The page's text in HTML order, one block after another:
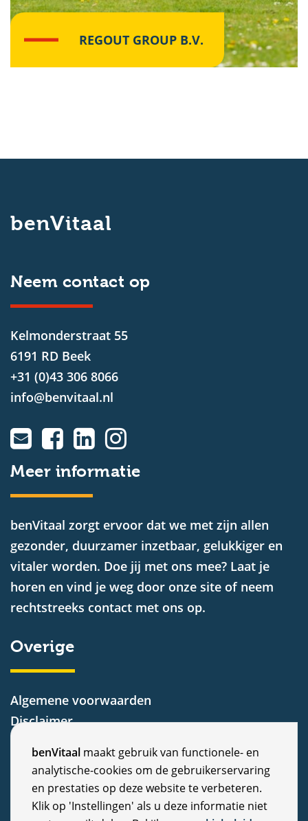
C
o
o
benVitaal maakt gebruik van functionele- en
analytische-cookies om de gebruikerservaring
en prestaties op deze website te verbeteren.
Klik op 'Instellingen' als u deze informatie niet
REGOUT GROUP B.V.
benVitaal
Neem contact op
Kelmonderstraat 55
6191 RD Beek
+31 (0)43 306 8066
info@benvitaal.nl
Meer informatie
benVitaal zorgt ervoor dat we met zijn allen
gezonder, duurzamer inzetbaar, gelukkiger en
vitaler worden. Doe jij met ons mee? Laat je
horen en vind je weg door onze site of neem
rechtstreeks contact met ons op.
Overige
Algemene voorwaarden
Disclaimer
Cookiebeleid
Nieuws
Vacatures